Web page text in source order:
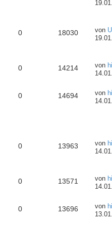
0 18030 von
0 14214 von
0 14694 von
0 13963 von
0 13571 von
0 13696 von